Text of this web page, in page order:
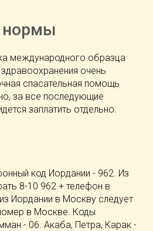
нормы
международного образца
очень
спасательная помощь
за все последующие
заплатить отдельно.
код Иордании - 962. Из
8-10 962 + телефон в
Иордании в Москву следует
в Москве. Коды
- 06. Акаба, Петра, Карак -